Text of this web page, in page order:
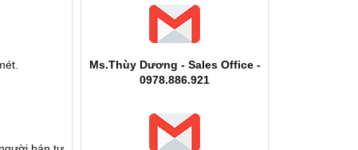
Ms.Thùy Dương - Sales Office -
0978.886.921